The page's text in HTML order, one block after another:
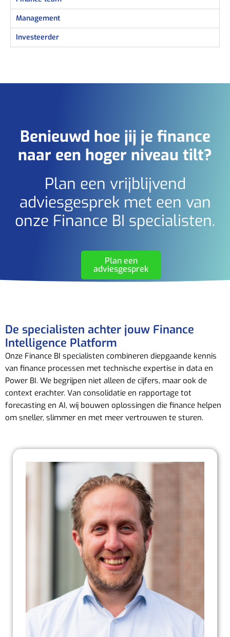
Management
Investeerder
Benieuwd hoe jij je finance
naar een hoger niveau tilt?
Plan een vrijblijvend
adviesgesprek met een van
onze Finance BI specialisten.
Plan een
adviesgesprek
De specialisten achter jouw Finance
Intelligence Platform
Onze Finance BI specialisten combineren diepgaande kennis
van finance processen met technische expertise in data en
Power BI. We begrijpen niet alleen de cijfers, maar ook de
context erachter. Van consolidatie en rapportage tot
forecasting en AI, wij bouwen oplossingen die finance helpen
om sneller, slimmer en met meer vertrouwen te sturen.